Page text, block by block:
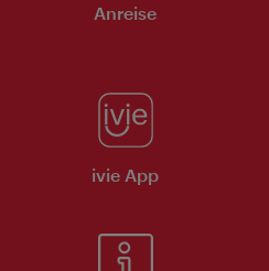
Anreise
ivie App